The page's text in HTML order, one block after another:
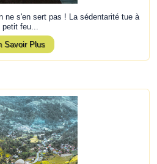
ne s'en sert pas ! La sédentarité tue à
petit feu...
Savoir Plus